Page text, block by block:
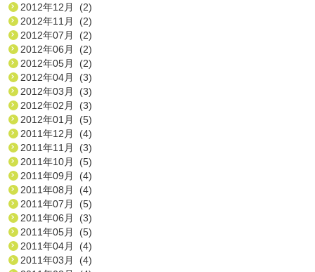
2012年12月 (2)
2012年11月 (2)
2012年07月 (2)
2012年06月 (2)
2012年05月 (2)
2012年04月 (3)
2012年03月 (3)
2012年02月 (3)
2012年01月 (5)
2011年12月 (4)
2011年11月 (3)
2011年10月 (5)
2011年09月 (4)
2011年08月 (4)
2011年07月 (5)
2011年06月 (3)
2011年05月 (5)
2011年04月 (4)
2011年03月 (4)